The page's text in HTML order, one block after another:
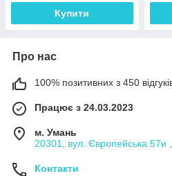
Купити
Про нас
100% позитивних з 450
Працює з 24.03.2023
м. Умань
20301, вул. Європейська 57и
Контакти